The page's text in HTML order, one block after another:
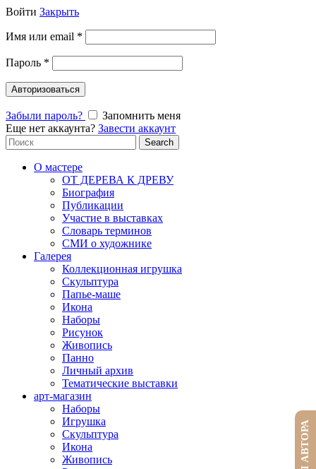
Войти Закрыть
Имя или email *
Пароль *
Авторизоваться
Забыли пароль?
Запомнить меня
Еще нет аккаунта? Завести аккаунт
Search
for:
Search
О мастере
ОТ ДЕРЕВА К ДРЕВУ
Биография
Публикации
Участие в выставках
Словарь терминов
СМИ о художнике
Галерея
Коллекционная игрушка
Скульптура
Папье-маше
Икона
Наборы
Рисунок
Живопись
Панно
Личный архив
Тематические выставки
арт-магазин
Наборы
Игрушка
Скульптура
Икона
Живопись